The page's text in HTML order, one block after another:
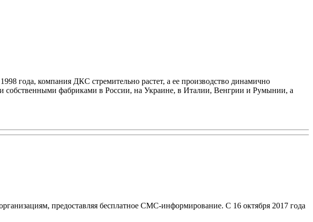
года, компания ДКС стремительно растет, а ее производство динамично
собственными фабриками в России, на Украине, в Италии, Венгрии и Румынии, а
предоставляя бесплатное СМС-информирование. С 16 октября 2017 года